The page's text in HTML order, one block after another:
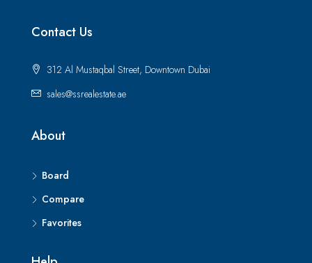
Contact Us
312 Al Mustaqbal Street, Downtown Dubai
sales@ssrealestate.ae
About
Board
Compare
Favorites